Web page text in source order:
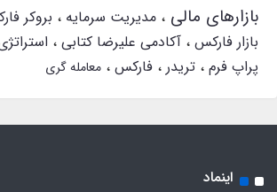
بازارهای مالی مدیریت سرمایه
بروکر
بازار فارکس آکادمی علیرضا کتابی استراتژی
پراپ فرم تریدر فارکس معامله گری
اینماد